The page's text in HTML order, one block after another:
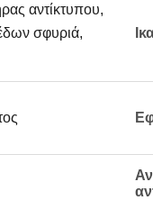
αντίκτυπου,
σφυριά,